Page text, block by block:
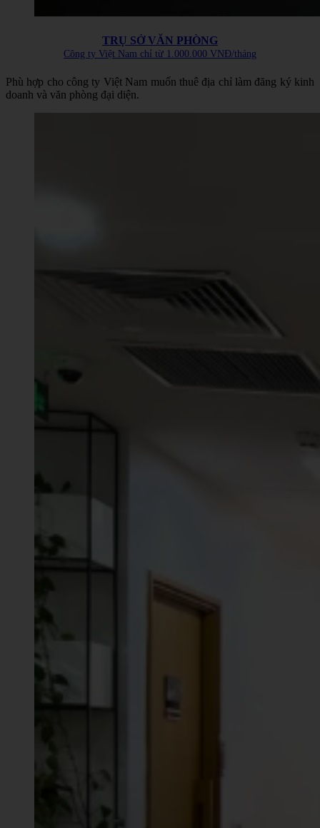
TRỤ SỞ VĂN PHÒNG
Công ty Việt Nam chỉ từ 1.000.000 VNĐ/tháng
Phù hợp cho công ty Việt Nam muốn thuê địa chỉ làm đăng ký kinh
doanh và văn phòng đại diện.